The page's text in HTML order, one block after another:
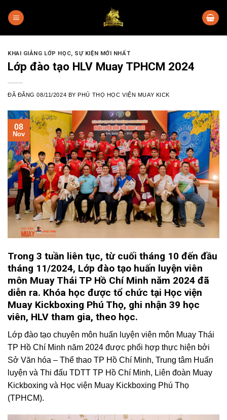
KHAI GIẢNG LỚP HỌC, SỰ KIỆN MỚI NHẤT
Lớp đào tạo HLV Muay TPHCM 2024
ĐÃ ĐĂNG08/11/2024 BYPHÚ THỌ HỌC VIỆN MUAY KICK
08
Nov
Trong 3 tuần liên tục, từ cuối tháng 10 đến đầu
tháng 11/2024, Lớp đào tạo huấn luyện viên
môn Muay Thái TP Hồ Chí Minh năm 2024 đã
diễn ra. Khóa học được tổ chức tại Học viện
Muay Kickboxing Phú Thọ, ghi nhận 39 học
viên, HLV tham gia, theo học.
Lớp đào tạo chuyên môn huấn luyện viên môn Muay Thái
TP Hồ Chí Minh năm 2024 được phối hợp thực hiện bởi
Sở Văn hóa – Thể thao TP Hồ Chí Minh, Trung tâm Huấn
luyện và Thi đấu TDTT TP Hồ Chí Minh, Liên đoàn Muay
Kickboxing và Học viện Muay Kickboxing Phú Thọ
(TPHCM).